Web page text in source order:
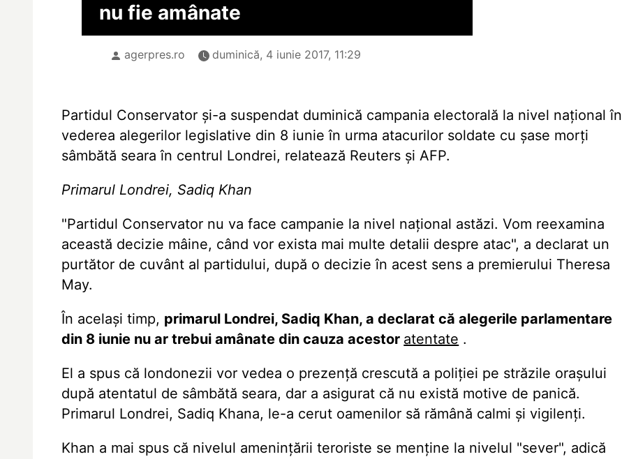
nu fie amânate
agerpres.ro duminică, 4 iunie 2017, 11:29
Partidul Conservator și-a suspendat duminică campania electorală la nivel național în
vederea alegerilor legislative din 8 iunie în urma atacurilor soldate cu șase morți
sâmbătă seara în centrul Londrei, relatează Reuters și AFP.
Primarul Londrei, Sadiq Khan
"Partidul Conservator nu va face campanie la nivel național astăzi. Vom reexamina
această decizie mâine, când vor exista mai multe detalii despre atac", a declarat un
purtător de cuvânt al partidului, după o decizie în acest sens a premierului Theresa
May.
În același timp, primarul Londrei, Sadiq Khan, a declarat că alegerile parlamentare
din 8 iunie nu ar trebui amânate din cauza acestor atentate .
El a spus că londonezii vor vedea o prezență crescută a poliției pe străzile orașului
după atentatul de sâmbătă seara, dar a asigurat că nu există motive de panică.
Primarul Londrei, Sadiq Khana, le-a cerut oamenilor să rămână calmi și vigilenți.
Khan a mai spus că nivelul amenințării teroriste se menține la nivelul "sever", adică